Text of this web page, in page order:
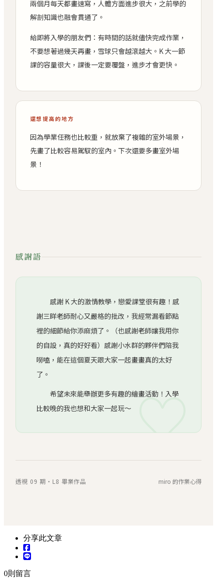
兩個月每天都畫速寫，人體方面進步很大，之前學的
解剖知識也融會貫通了。
給即將入學的朋友們：有時間的話就儘快完成作業，
不要想著過幾天再畫，雪球只會越滾越大。K 大一節
課的容量很大，課後一定要覆盤，進步才會更快。
還想提高的地方
因為學業任務也比較重，就放棄了複雜的室外場景，
先畫了比較容易駕馭的室內。下次還要多畫室外場
景！
感謝語
♡
感謝 K 大的激情教學，戀愛課堂很有趣！感
謝三眻老師耐心又嚴格的批改，我經常漏看節點
裡的細節給你添麻煩了。（也感謝老師讓我用你
的自設，真的好好看）感謝小水群的夥伴們陪我
嘮嗑，能在這個夏天跟大家一起畫畫真的太好
了。
希望未來能舉辦更多有趣的繪畫活動！入學
比較晚的我也想和大家一起玩～
透視 09 期・L8 畢業作品 miro 的作業心得
分享此文章
0則留言